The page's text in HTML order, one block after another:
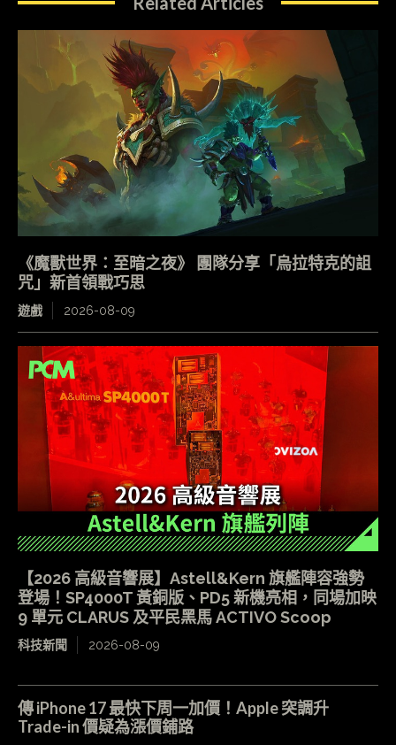
《魔獸世界：至暗之夜》 團隊分享「烏拉特克的詛
咒」新首領戰巧思
遊戲 2026-08-09
【2026 高級音響展】Astell&Kern 旗艦陣容強勢
登場！SP4000T 黃銅版、PD5 新機亮相，同場加映
9 單元 CLARUS 及平民黑馬 ACTIVO Scoop
科技新聞 2026-08-09
傳 iPhone 17 最快下周一加價！Apple 突調升
Trade-in 價疑為漲價鋪路